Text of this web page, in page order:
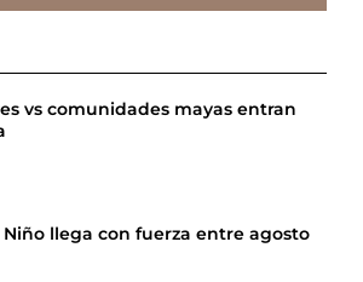
vs comunidades mayas entran
Niño llega con fuerza entre agosto